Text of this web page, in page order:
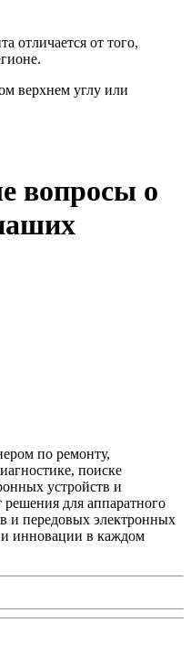
отличается от того,
верхнем углу или
вопросы о
по ремонту,
поиске
устройств и
решения для аппаратного
и передовых электронных
и инновации в каждом